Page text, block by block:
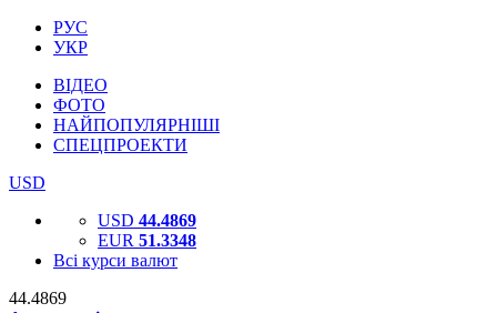
РУС
УКР
ВІДЕО
ФОТО
НАЙПОПУЛЯРНІШІ
СПЕЦПРОЕКТИ
USD
USD 44.4869
EUR 51.3348
Всі курси валют
44.4869